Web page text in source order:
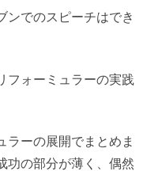
でのスピーチはでき
ォーミュラーの実践
ーの展開でまとめま
功の部分が薄く、偶然